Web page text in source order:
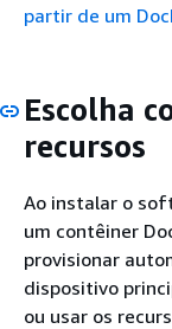
partir de um
Escolha
recursos
Ao instalar o
um contêiner
provisionar
dispositivo
ou usar os